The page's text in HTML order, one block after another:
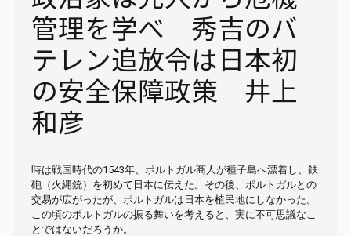
管理を学べ 秀吉のバ
テレン追放令は日本初
の安全保障政策 井上
和彦
時は戦国時代の1543年、ポルトガル商人が種子島へ漂着し、鉄
砲（火縄銃）を初めて日本に伝えた。その後、ポルトガルとの
交易が広がったが、ポルトガルは日本を植民地にしなかった。
この頃のポルトガルの振る舞いを考えると、実に不可思議なこ
とではないだろうか。